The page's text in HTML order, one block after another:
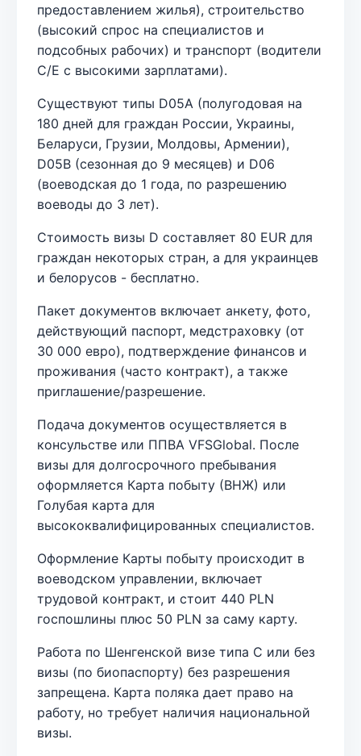
предоставлением жилья), строительство
(высокий спрос на специалистов и
подсобных рабочих) и транспорт (водители
C/E с высокими зарплатами).
Существуют типы D05A (полугодовая на
180 дней для граждан России, Украины,
Беларуси, Грузии, Молдовы, Армении),
D05B (сезонная до 9 месяцев) и D06
(воеводская до 1 года, по разрешению
воеводы до 3 лет).
Стоимость визы D составляет 80 EUR для
граждан некоторых стран, а для украинцев
и белорусов - бесплатно.
Пакет документов включает анкету, фото,
действующий паспорт, медстраховку (от
30 000 евро), подтверждение финансов и
проживания (часто контракт), а также
приглашение/разрешение.
Подача документов осуществляется в
консульстве или ППВА VFSGlobal. После
визы для долгосрочного пребывания
оформляется Карта побыту (ВНЖ) или
Голубая карта для
высококвалифицированных специалистов.
Оформление Карты побыту происходит в
воеводском управлении, включает
трудовой контракт, и стоит 440 PLN
госпошлины плюс 50 PLN за саму карту.
Работа по Шенгенской визе типа С или без
визы (по биопаспорту) без разрешения
запрещена. Карта поляка дает право на
работу, но требует наличия национальной
визы.